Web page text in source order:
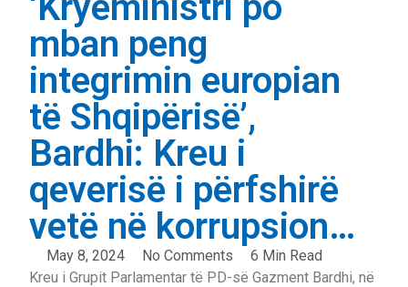
mban peng
integrimin europian
të Shqipërisë’,
Bardhi: Kreu i
qeverisë i përfshirë
vetë në korrupsion…
May 8, 2024 No Comments
6 Min Read
Kreu i Grupit Parlamentar të PD-së Gazment Bardhi, në